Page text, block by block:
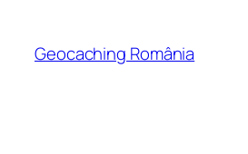
content
Geocaching România